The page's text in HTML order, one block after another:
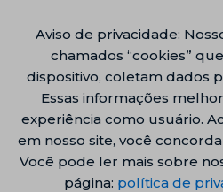
Aviso de privacidade:
chamados “cookies”
dispositivo, coletam dados
Essas informações
experiência como usuário.
em nosso site, você
Você pode ler mais sobre
página: política de